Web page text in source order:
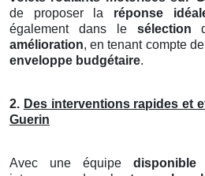
de proposer la réponse
également dans le sélection
amélioration, en tenant compte
enveloppe budgétaire.
2. Des interventions rapides et
Guerin
Avec une équipe disponible